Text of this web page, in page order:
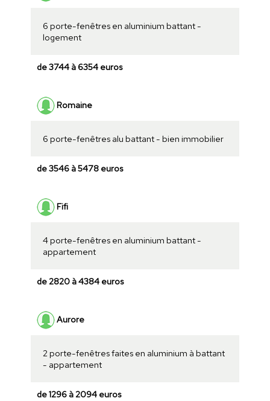
6 porte-fenêtres en aluminium battant -
logement
de 3744 à 6354 euros
Romaine
6 porte-fenêtres alu battant - bien immobilier
de 3546 à 5478 euros
Fifi
4 porte-fenêtres en aluminium battant -
appartement
de 2820 à 4384 euros
Aurore
2 porte-fenêtres faites en aluminium à battant
- appartement
de 1296 à 2094 euros